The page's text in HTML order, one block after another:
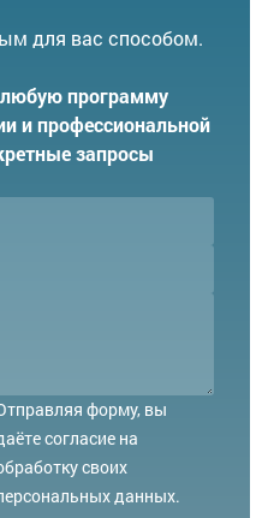
для вас способом.
любую программу
и профессиональной
запросы
форму, вы
согласие на
своих
данных.